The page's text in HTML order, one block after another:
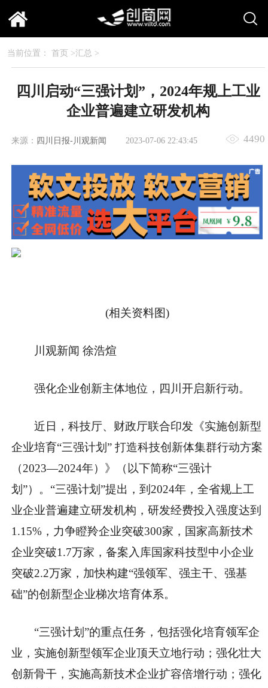
当前位置： 首页 >汇总 >
四川启动“三强计划”，2024年规上工业
企业普遍建立研发机构
来源： 四川日报-川观新闻 2023-07-06 22:43:45 4490
(相关资料图)
川观新闻 徐浩煊
强化企业创新主体地位，四川开启新行动。
近日，科技厅、财政厅联合印发《实施创新型
企业培育“三强计划” 打造科技创新体集群行动方案
（2023—2024年）》（以下简称“三强计
划”）。“三强计划”提出，到2024年，全省规上工
业企业普遍建立研发机构，研发经费投入强度达到
1.15%，力争瞪羚企业突破300家，国家高新技术
企业突破1.7万家，备案入库国家科技型中小企业
突破2.2万家，加快构建“强领军、强主干、强基
础”的创新型企业梯次培育体系。
“三强计划”的重点任务，包括强化培育领军企
业，实施创新型领军企业顶天立地行动；强化壮大
创新骨干，实施高新技术企业扩容倍增行动；强化